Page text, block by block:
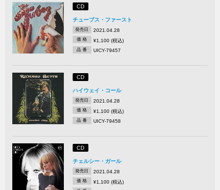
CD
チューブス・ファースト
発売日 2021.04.28
価 格 ¥1,100 (税込)
品 番 UICY-79457
CD
ハイウェイ・コール
発売日 2021.04.28
価 格 ¥1,100 (税込)
品 番 UICY-79458
CD
チェルシー・ガール
発売日 2021.04.28
価 格 ¥1,100 (税込)